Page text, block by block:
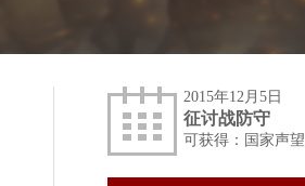
2015年12月5日
征讨战防守
可获得：国家声望